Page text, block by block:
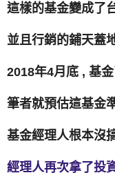
這樣的基金變成了
並且行銷的鋪天蓋
2018年4月底 , 基
筆者就預估這基金
基金經理人根本沒
經理人再次拿了投